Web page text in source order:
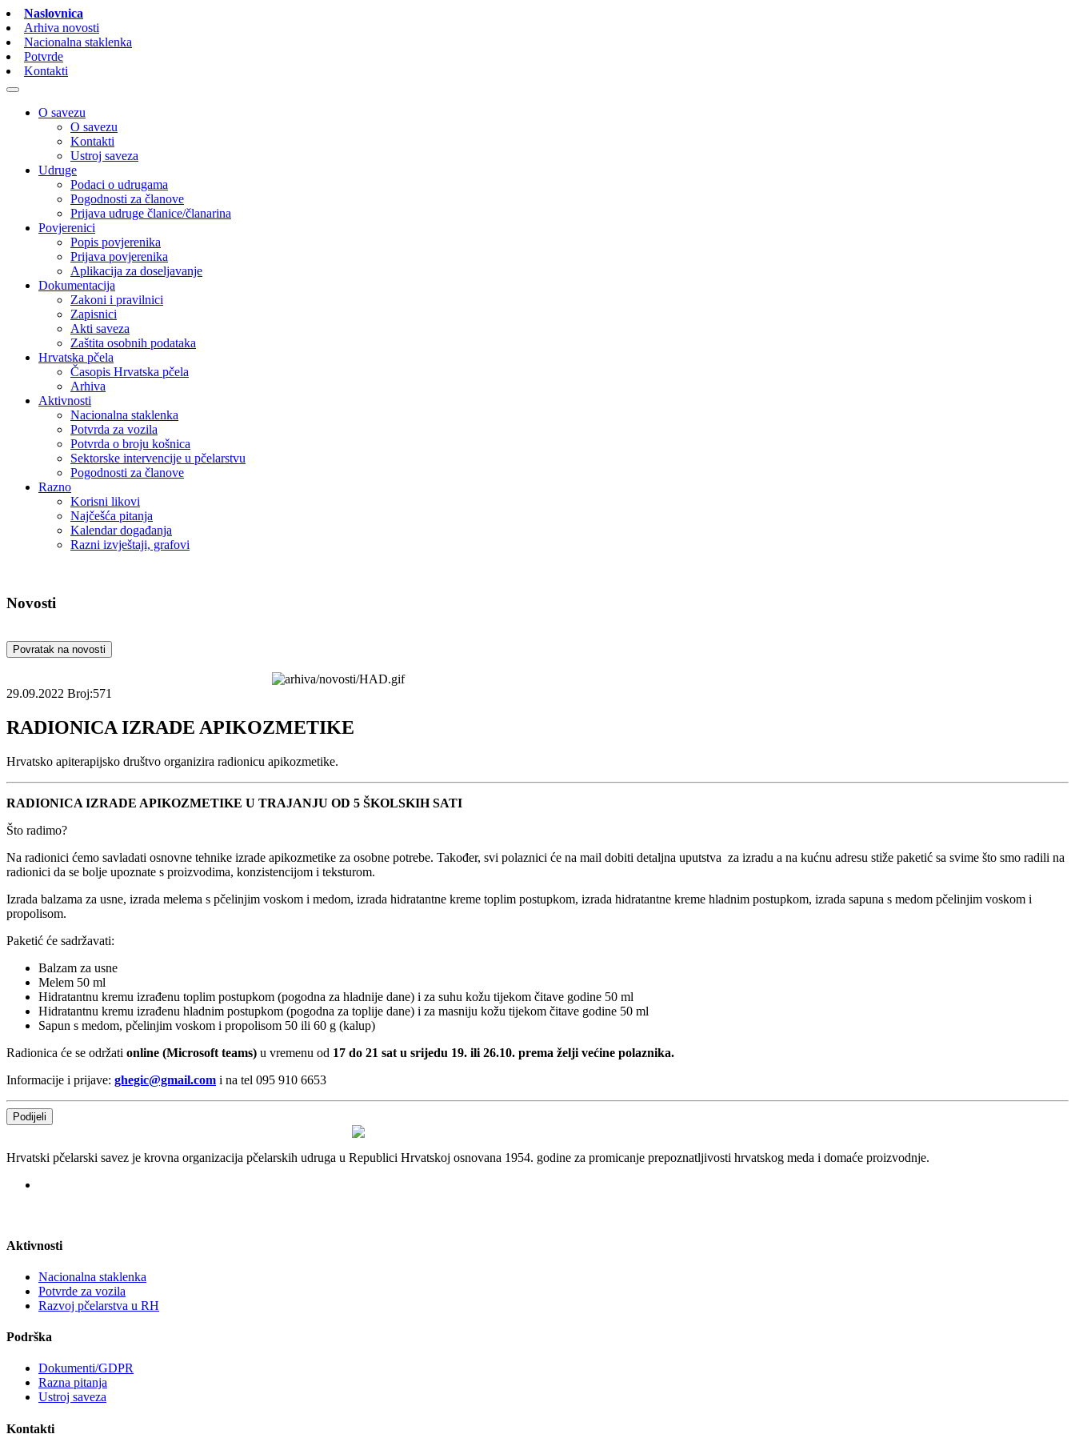
Naslovnica
Arhiva novosti
Nacionalna staklenka
Potvrde
Kontakti
O savezu
O savezu
Kontakti
Ustroj saveza
Udruge
Podaci o udrugama
Pogodnosti za članove
Prijava udruge članice/članarina
Povjerenici
Popis povjerenika
Prijava povjerenika
Aplikacija za doseljavanje
Dokumentacija
Zakoni i pravilnici
Zapisnici
Akti saveza
Zaštita osobnih podataka
Hrvatska pčela
Časopis Hrvatska pčela
Arhiva
Aktivnosti
Nacionalna staklenka
Potvrda za vozila
Potvrda o broju košnica
Sektorske intervencije u pčelarstvu
Pogodnosti za članove
Razno
Korisni likovi
Najčešća pitanja
Kalendar događanja
Razni izvještaji, grafovi
Novosti
Povratak na novosti
29.09.2022 Broj:571
RADIONICA IZRADE APIKOZMETIKE
Hrvatsko apiterapijsko društvo organizira radionicu apikozmetike.
RADIONICA IZRADE APIKOZMETIKE U TRAJANJU OD 5 ŠKOLSKIH SATI
Što radimo?
Na radionici ćemo savladati osnovne tehnike izrade apikozmetike za osobne potrebe. Također, svi polaznici će na mail dobiti detaljna uputstva za izradu a na kućnu adresu stiže paketić sa svime što smo radili na
radionici da se bolje upoznate s proizvodima, konzistencijom i teksturom.
Izrada balzama za usne, izrada melema s pčelinjim voskom i medom, izrada hidratantne kreme toplim postupkom, izrada hidratantne kreme hladnim postupkom, izrada sapuna s medom pčelinjim voskom i
propolisom.
Paketić će sadržavati:
Balzam za usne
Melem 50 ml
Hidratantnu kremu izrađenu toplim postupkom (pogodna za hladnije dane) i za suhu kožu tijekom čitave godine 50 ml
Hidratantnu kremu izrađenu hladnim postupkom (pogodna za toplije dane) i za masniju kožu tijekom čitave godine 50 ml
Sapun s medom, pčelinjim voskom i propolisom 50 ili 60 g (kalup)
Radionica će se održati online (Microsoft teams) u vremenu od 17 do 21 sat u srijedu 19. ili 26.10. prema želji većine polaznika.
Informacije i prijave: ghegic@gmail.com i na tel 095 910 6653
Podijeli
Hrvatski pčelarski savez je krovna organizacija pčelarskih udruga u Republici Hrvatskoj osnovana 1954. godine za promicanje prepoznatljivosti hrvatskog meda i domaće proizvodnje.
Aktivnosti
Nacionalna staklenka
Potvrde za vozila
Razvoj pčelarstva u RH
Podrška
Dokumenti/GDPR
Razna pitanja
Ustroj saveza
Kontakti